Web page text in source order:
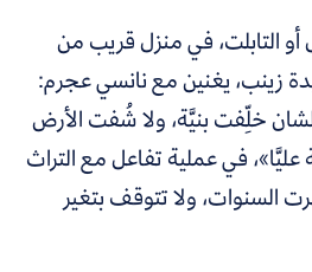
التابلت، في منزل قريب من
زينب، يغنين مع نانسي عجرم:
خلِّفت بنيَّة، ولا شُفت الأرض
في عملية تفاعل مع التراث
السنوات، ولا تتوقف بتغير